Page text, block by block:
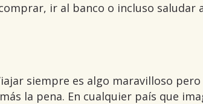
ir al banco o incluso saludar
siempre es algo maravilloso pero
la pena. En cualquier país que